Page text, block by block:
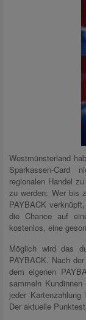
Westmünsterland
Sparkassen-Card
regionalen Handel
zu werden: Wer bis
PAYBACK
die Chance auf
kostenlos, eine
Möglich wird das
PAYBACK. Nach
dem eigenen
sammeln
jeder
Der aktuelle